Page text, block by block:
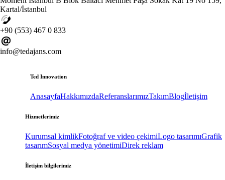
Kartal/İstanbul
+90 (553) 467 0 833
info@tedajans.com
Ted Innovation
AnasayfaHakkımızdaReferanslarımızTakımBlogİletişim
Hizmetlerimiz
Kurumsal kimlikFotoğraf ve video çekimiLogo tasarımıGrafik
tasarımSosyal medya yönetimiDirek reklam
İletişim bilgilerimiz